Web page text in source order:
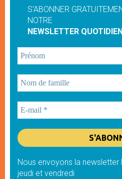
S'ABONNER
NOTRE
NEWSLETTER
Nous envoyons la newsletter
jeudi et vendredi